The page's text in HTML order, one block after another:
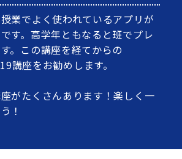
業でよく使われているアプリが
す。高学年ともなると班でプレ
。この講座を経てからの
講座をお勧めします。
がたくさんあります！楽しく一
！